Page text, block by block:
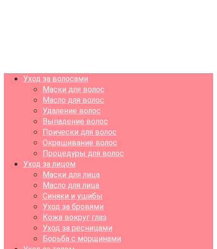
Уход за волосами
Маски для волос
Масло для волос
Удаление волос
Выпадение волос
Прически для волос
Окрашивание волос
Процедуры для волос
Уход за лицом
Маски для лица
Масло для лица
Синяки и ушибы
Уход за бровями
Кожа вокруг глаз
Уход за ресницами
Борьба с морщинами